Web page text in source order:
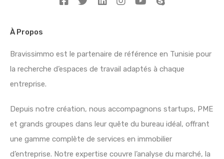
À Propos
Bravissimmo est le partenaire de référence en Tunisie pour
la recherche d’espaces de travail adaptés à chaque
entreprise.
Depuis notre création, nous accompagnons startups, PME
et grands groupes dans leur quête du bureau idéal, offrant
une gamme complète de services en immobilier
d’entreprise. Notre expertise couvre l’analyse du marché, la